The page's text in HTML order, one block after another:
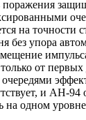
поражения
на точности
без упора
от
и АН-94
на одном